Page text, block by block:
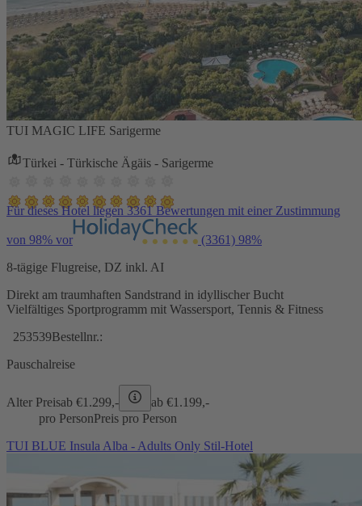
TUI MAGIC LIFE Sarigerme
Türkei - Türkische Ägäis - Sarigerme
Für dieses Hotel liegen 3361 Bewertungen mit einer Zustimmung
von 98% vor (3361) 98%
8-tägige Flugreise, DZ inkl. AI
Direkt am traumhaften Sandstrand in idyllischer Bucht
Vielfältiges Sportprogramm mit Wassersport, Tennis & Fitness
253539Bestellnr.:
Pauschalreise
Alter Preisab €1.299,- ab €1.199,-
pro PersonPreis pro Person
TUI BLUE Insula Alba - Adults Only Stil-Hotel